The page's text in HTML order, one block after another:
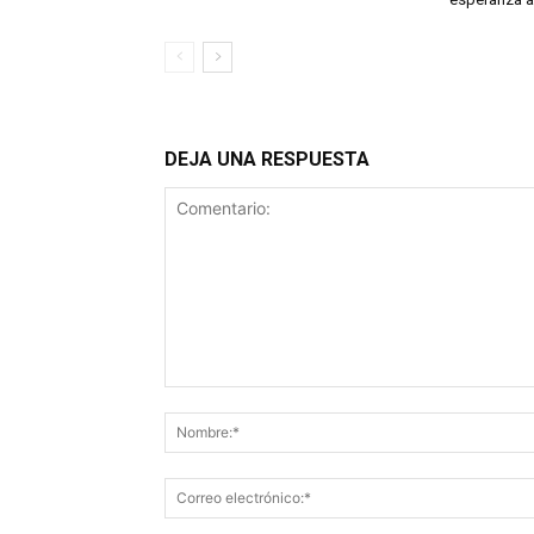
DEJA UNA RESPUESTA